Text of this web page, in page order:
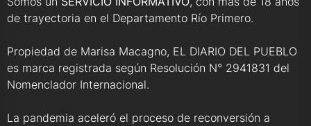
de trayectoria en el Departamento Río Primero.
Propiedad de Marisa Macagno, EL DIARIO DEL PUEBLO
es marca registrada según Resolución N° 2941831 del
Nomenclador Internacional.
La pandemia aceleró el proceso de reconversión a